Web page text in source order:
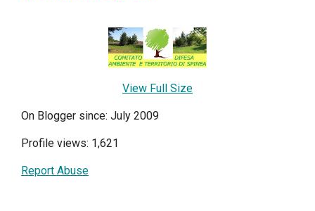
View Full Size
On Blogger since: July 2009
Profile views: 1,621
Report Abuse